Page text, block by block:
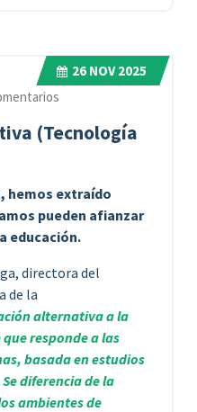
26 NOV 2025
(Tecnología
hemos extraído
pueden afianzar
educación.
directora del
de la
alternativa a la
responde a las
basada en estudios
diferencia de la
ambientes de